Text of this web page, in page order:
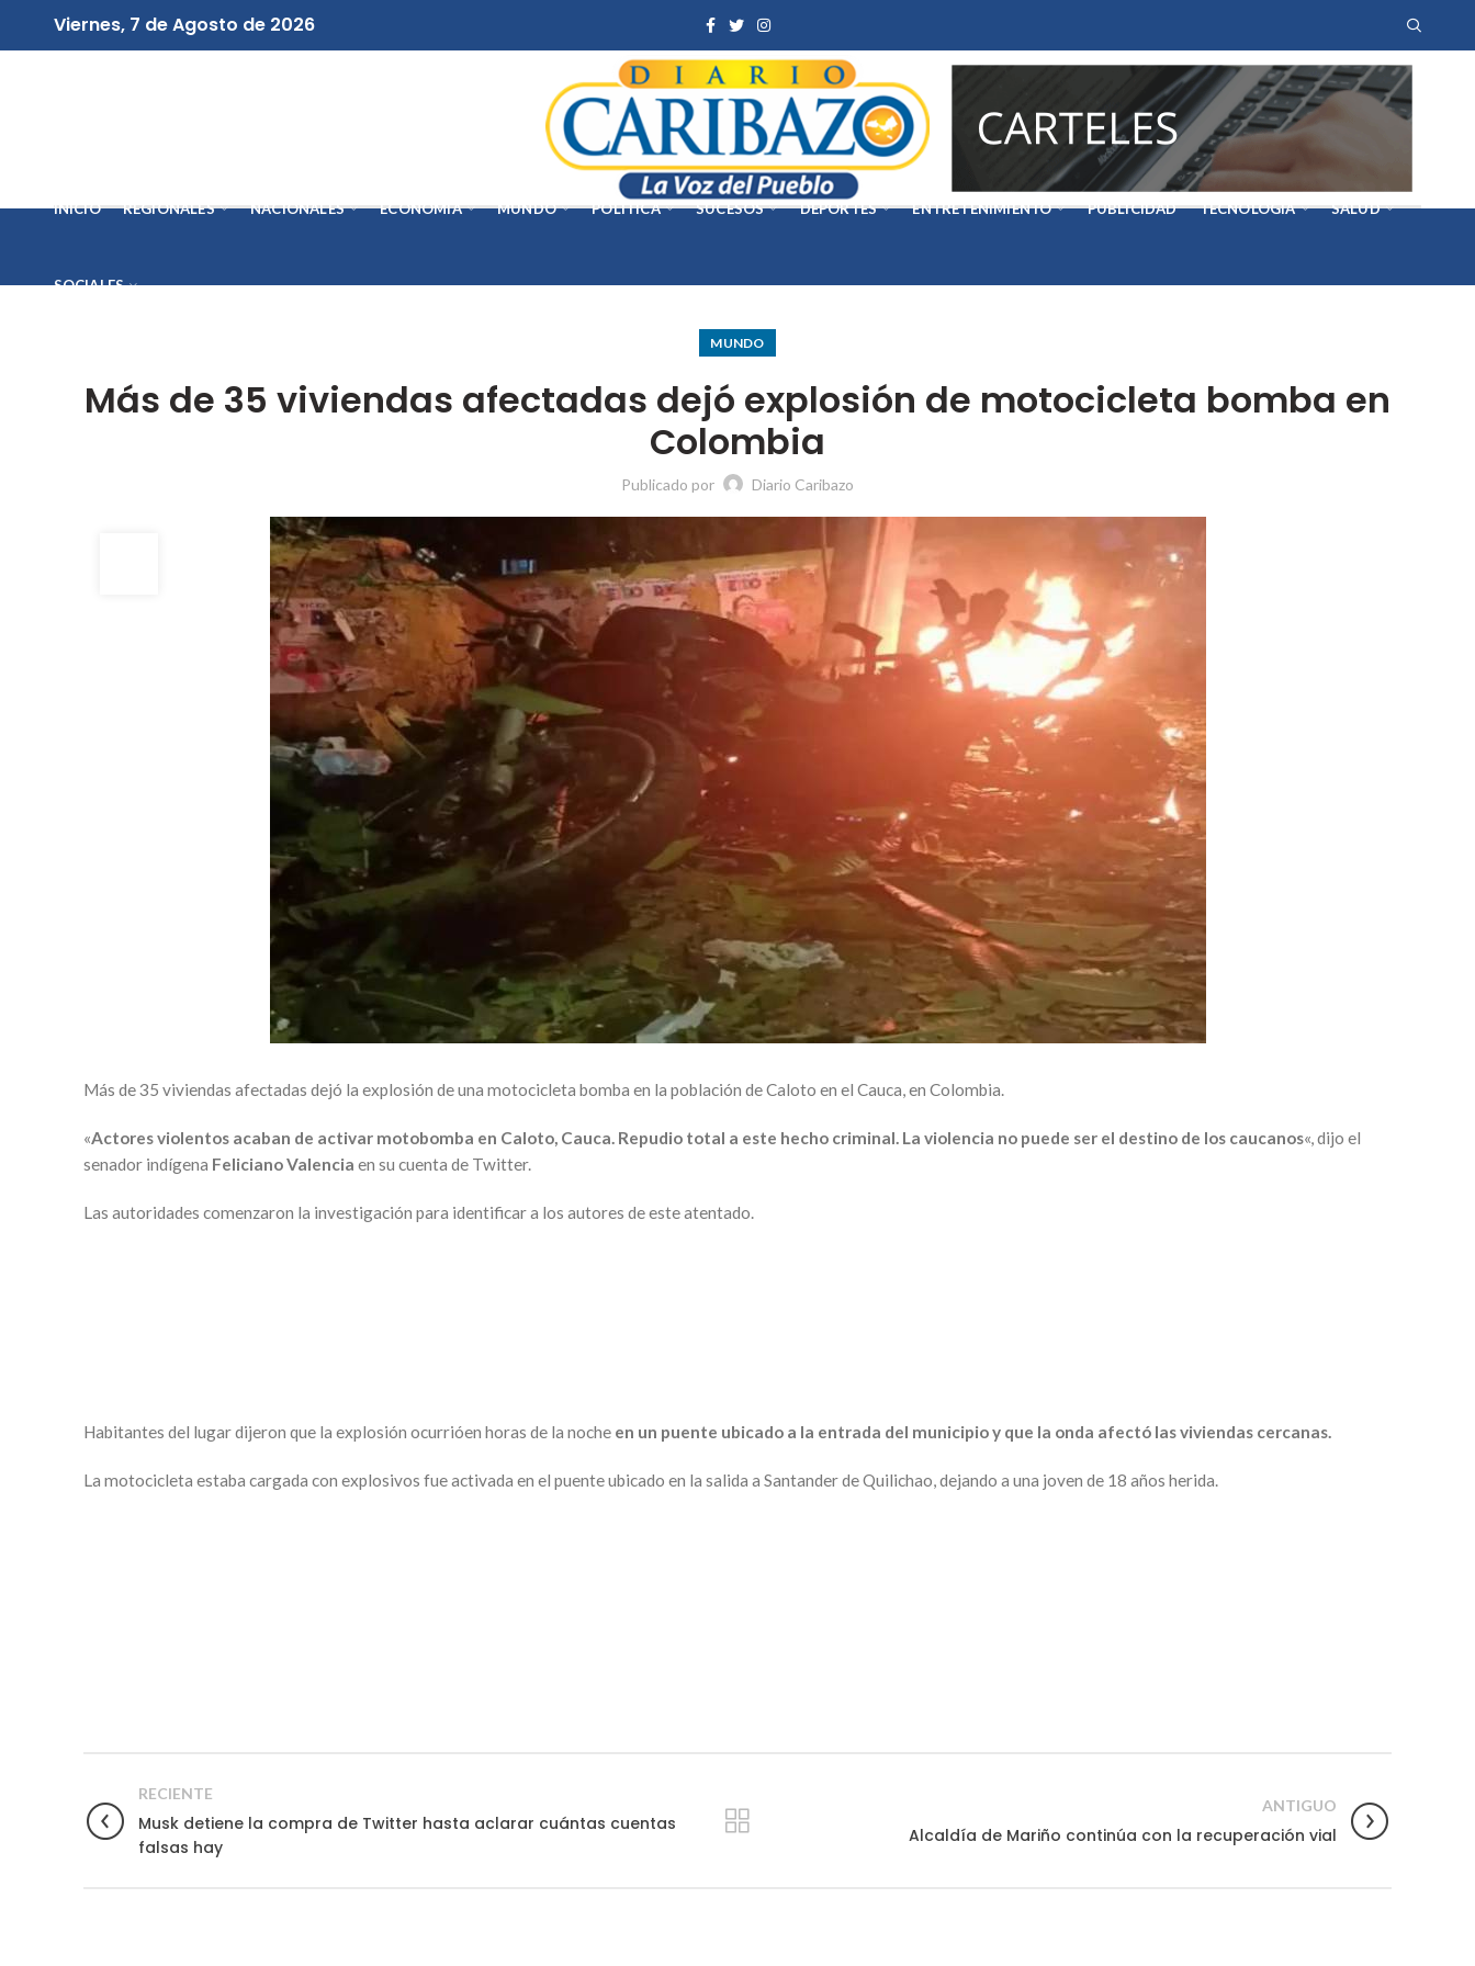
Viernes, 7 de Agosto de 2026
INICIO REGIONALES NACIONALES ECONOMÍA MUNDO POLÍTICA SUCESOS DEPORTES ENTRETENIMIENTO PUBLICIDAD TECNOLOGÍA SALUD
SOCIALES
MUNDO
Más de 35 viviendas afectadas dejó explosión de motocicleta bomba en
Colombia
Publicado por Diario Caribazo
Más de 35 viviendas afectadas dejó la explosión de una motocicleta bomba en la población de Caloto en el Cauca, en Colombia.
«Actores violentos acaban de activar motobomba en Caloto, Cauca. Repudio total a este hecho criminal. La violencia no puede ser el destino de los caucanos«, dijo el
senador indígena Feliciano Valencia en su cuenta de Twitter.
Las autoridades comenzaron la investigación para identificar a los autores de este atentado.
Habitantes del lugar dijeron que la explosión ocurrióen horas de la noche en un puente ubicado a la entrada del municipio y que la onda afectó las viviendas cercanas.
La motocicleta estaba cargada con explosivos fue activada en el puente ubicado en la salida a Santander de Quilichao, dejando a una joven de 18 años herida.
RECIENTE
Musk detiene la compra de Twitter hasta aclarar cuántas cuentas
falsas hay
ANTIGUO
Alcaldía de Mariño continúa con la recuperación vial